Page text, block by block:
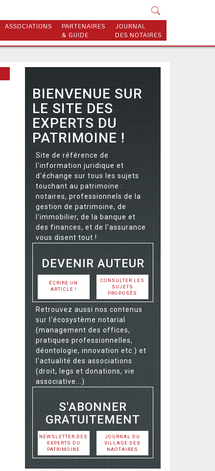
ASSOCIATIONS
PARTENAIRES
& GUIDE
JOURNAL
DES NOTAIRES
BIENVENUE SUR
LE SITE DES
EXPERTS DU
PATRIMOINE !
Site de référence de
l'information juridique et
d'échange sur tous les sujets
touchant au patrimoine :
notaires, professionnels de la
gestion de patrimoine, de
l'immobilier, de la banque et
des finances, et de l'assurance
vous disent tout !
DEVENIR AUTEUR
ÉCRIRE UN
ARTICLE !
CONSULTER LES
SUJETS
PROPOSÉS
Retrouvez aussi nos contenus
sur l'écosystème notarial
(management des offices,
pratiques professionnelles,
déontologie, innovation etc.) et
l'actualité des associations
(droit, legs et donations, vie
associative...)
S'ABONNER
GRATUITEMENT
NEWSLETTER DES
EXPERTS DU
PATRIMOINE
JOURNAL DU
VILLAGE DES
NAOTAIRES